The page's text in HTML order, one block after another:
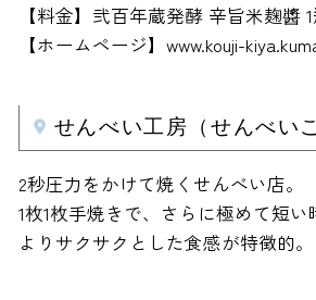
【料金】弐百年蔵発酵 辛旨米麹醬
【ホームページ】www.kouji-
せんべい工房（せんべい
2秒圧力をかけて焼くせんべい店。
1枚1枚手焼きで、さらに極めて短
よりサクサクとした食感が特徴的。